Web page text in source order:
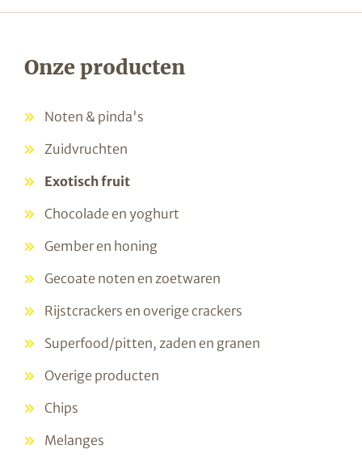
Onze producten
Noten & pinda's
Zuidvruchten
Exotisch fruit
Chocolade en yoghurt
Gember en honing
Gecoate noten en zoetwaren
Rijstcrackers en overige crackers
Superfood/pitten, zaden en granen
Overige producten
Chips
Melanges